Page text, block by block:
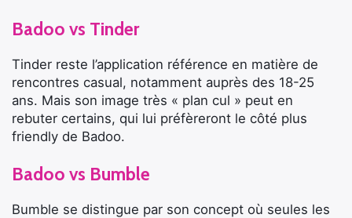
Badoo vs Tinder
Tinder reste l’application référence en matière de
rencontres casual, notamment auprès des 18-25
ans. Mais son image très « plan cul » peut en
rebuter certains, qui lui préfèreront le côté plus
friendly de Badoo.
Badoo vs Bumble
Bumble se distingue par son concept où seules les